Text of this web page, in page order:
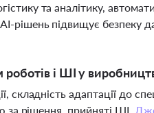
та аналітику,
рішень підвищує безпеку
і ШІ у
складність адаптації до
за рішення, прийняті ШІ.